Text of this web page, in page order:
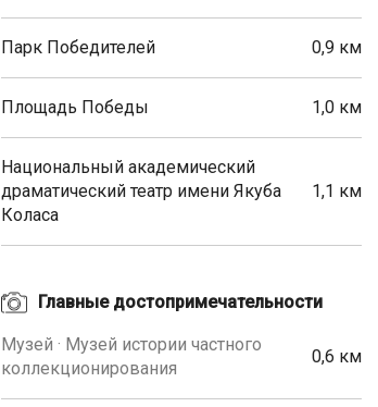
Парк Победителей 0,9 км
Площадь Победы 1,0 км
Национальный академический
драматический театр имени Якуба
Коласа
1,1 км
Главные достопримечательности
Музей · Музей истории частного
коллекционирования
0,6 км